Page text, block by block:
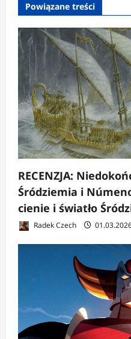
Powiązane treści
RECENZJA:
Śródziemia i
cienie i światło
Radek Czech